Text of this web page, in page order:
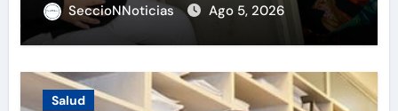
SeccioNNoticias Ago 5, 2026
Salud